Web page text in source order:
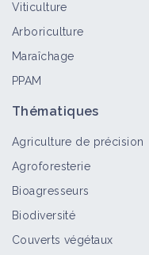
Viticulture
Arboriculture
Maraîchage
PPAM
Thématiques
Agriculture de précision
Agroforesterie
Bioagresseurs
Biodiversité
Couverts végétaux